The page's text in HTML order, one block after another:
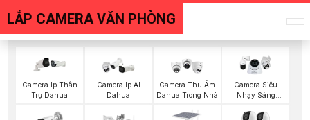
LẮP CAMERA VĂN PHÒNG
Camera Ip Thân
Trụ Dahua
Camera Ip AI
Dahua
Camera Thu Âm
Dahua Trong Nhà
Camera Siêu
Nhạy Sáng